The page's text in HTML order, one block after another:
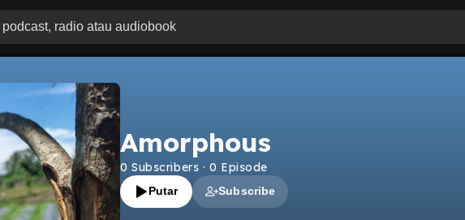
Amorphous
0 Subscribers · 0 Episode
Putar Subscribe